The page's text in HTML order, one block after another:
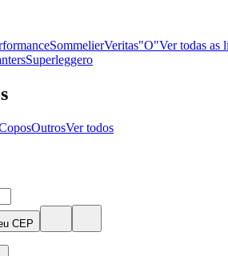
SommelierVeritas"O"Ver todas as
Superleggero
OutrosVer todos
CEP